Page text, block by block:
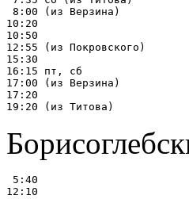
8:00 (из Верзина)
10:20
10:50
12:55 (из Покровского)
15:30
16:15 пт, сб
17:00 (из Верзина)
17:20
5:40
12:10